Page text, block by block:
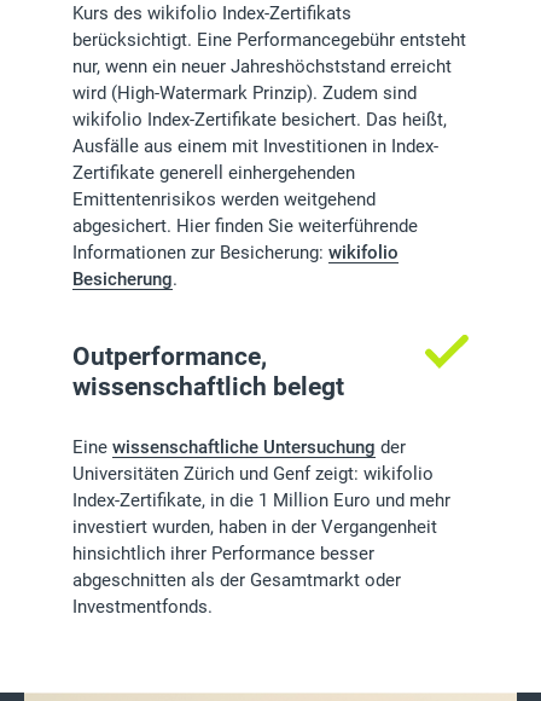
Kurs des wikifolio Index-Zertifikats
berücksichtigt. Eine Performancegebühr entsteht
nur, wenn ein neuer Jahreshöchststand erreicht
wird (High-Watermark Prinzip). Zudem sind
wikifolio Index-Zertifikate besichert. Das heißt,
Ausfälle aus einem mit Investitionen in Index-
Zertifikate generell einhergehenden
Emittentenrisikos werden weitgehend
abgesichert. Hier finden Sie weiterführende
Informationen zur Besicherung: wikifolio
Besicherung.
Outperformance,
wissenschaftlich belegt
Eine wissenschaftliche Untersuchung der
Universitäten Zürich und Genf zeigt: wikifolio
Index-Zertifikate, in die 1 Million Euro und mehr
investiert wurden, haben in der Vergangenheit
hinsichtlich ihrer Performance besser
abgeschnitten als der Gesamtmarkt oder
Investmentfonds.